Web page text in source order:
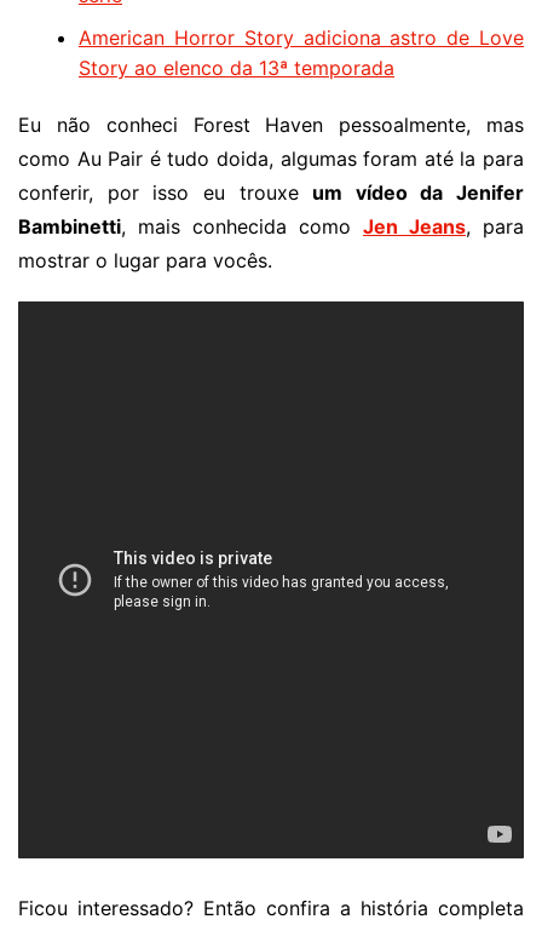
American Horror Story adiciona astro de Love
Story ao elenco da 13ª temporada
Eu não conheci Forest Haven pessoalmente, mas
como Au Pair é tudo doida, algumas foram até la para
conferir, por isso eu trouxe um vídeo da Jenifer
Bambinetti, mais conhecida como Jen Jeans, para
mostrar o lugar para vocês.
Ficou interessado? Então confira a história completa